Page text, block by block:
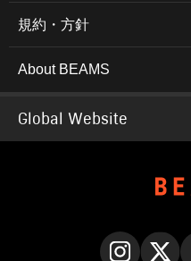
規約・方針
About BEAMS
Global Website